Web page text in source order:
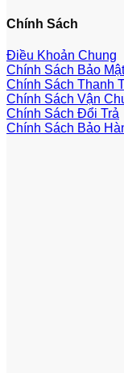
Chính Sách
Điều Khoản Chung
Chính Sách Bảo Mật
Chính Sách Thanh
Chính Sách Vận
Chính Sách Đổi Trả
Chính Sách Bảo